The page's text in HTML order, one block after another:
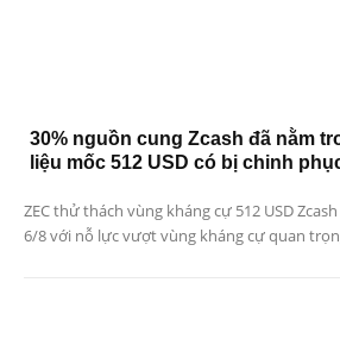
30% nguồn cung Zcash đã nằm
liệu mốc 512 USD có bị chinh
ZEC thử thách vùng kháng cự 512 USD
6/8 với nỗ lực vượt vùng kháng cự quan